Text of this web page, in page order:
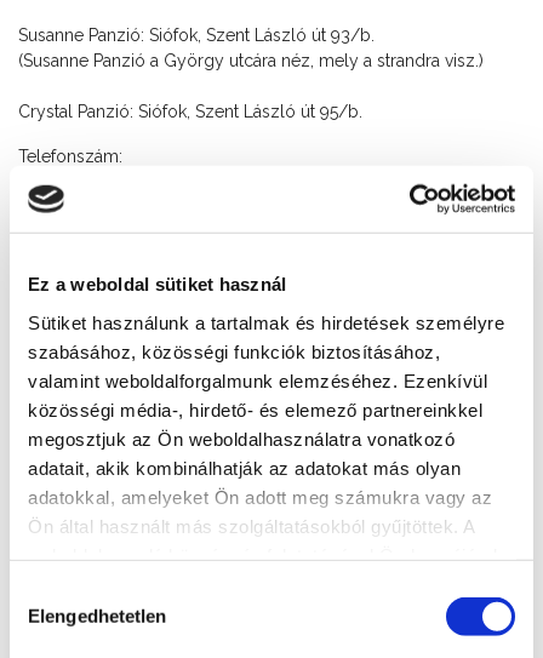
Ez a weboldal sütiket használ
Sütiket használunk a tartalmak és hirdetések személyre
szabásához, közösségi funkciók biztosításához,
valamint weboldalforgalmunk elemzéséhez. Ezenkívül
közösségi média-, hirdető- és elemező partnereinkkel
megosztjuk az Ön weboldalhasználatra vonatkozó
adatait, akik kombinálhatják az adatokat más olyan
adatokkal, amelyeket Ön adott meg számukra vagy az
Ön által használt más szolgáltatásokból gyűjtöttek. A
kiválasztása
Elengedhetetlen
Susanne Panzió: Siófok, Szent László út 93/b.
(Susanne Panzió a György utcára néz, mely a strandra visz.)
Crystal Panzió: Siófok, Szent László út 95/b.
Telefonszám:
Novák Zsuzsanna: 06-70-4546-039
Novák László: 06-20-48-9-47-25
zsuzsanna.novak@gmail.com
Elérhetőség
+36 30 255 41 14
Cím
8600 Siófok, Szent László u. 93/b.,95/b.